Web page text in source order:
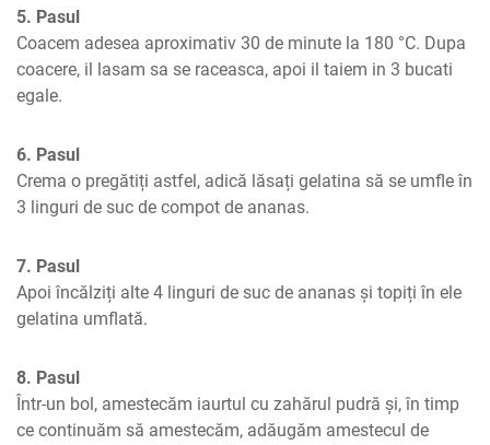
5. Pasul
Coacem adesea aproximativ 30 de minute la 180 °C. Dupa
coacere, il lasam sa se raceasca, apoi il taiem in 3 bucati
egale.
6. Pasul
Crema o pregătiți astfel, adică lăsați gelatina să se umfle în
3 linguri de suc de compot de ananas.
7. Pasul
Apoi încălziți alte 4 linguri de suc de ananas și topiți în ele
gelatina umflată.
8. Pasul
Într-un bol, amestecăm iaurtul cu zahărul pudră și, în timp
ce continuăm să amestecăm, adăugăm amestecul de